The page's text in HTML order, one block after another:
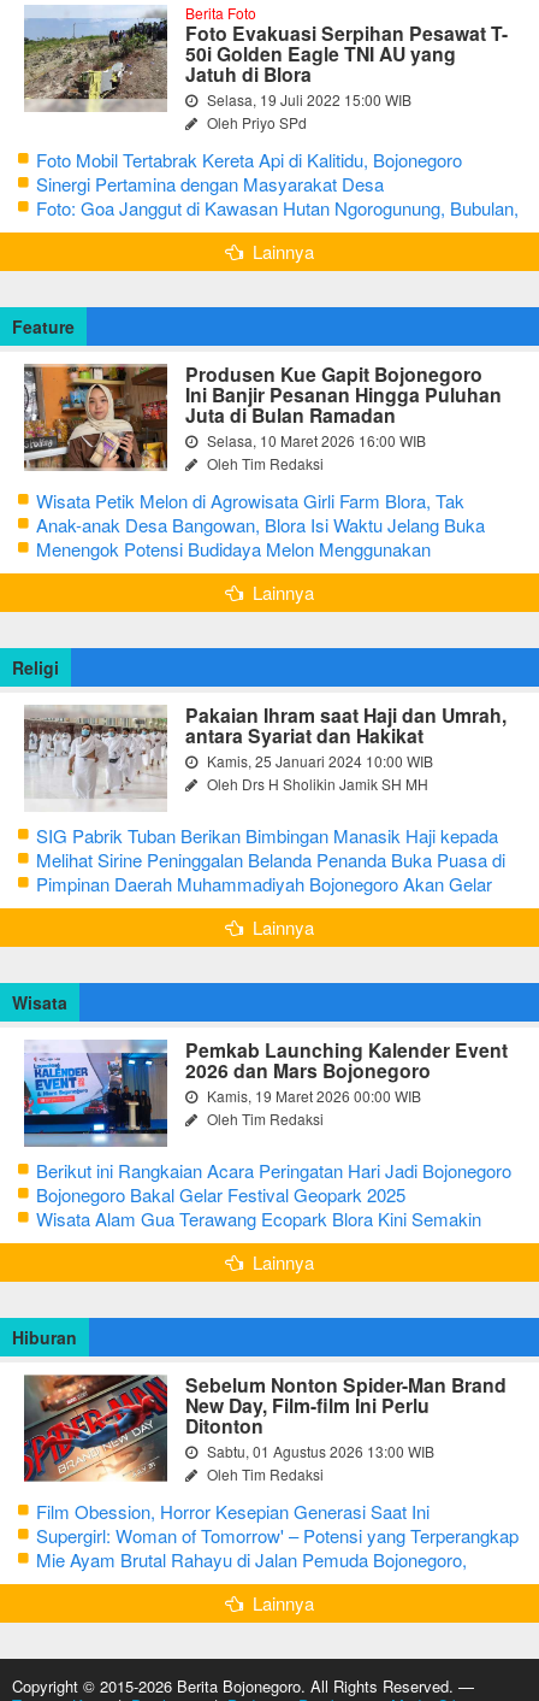
Berita Foto
Foto Evakuasi Serpihan Pesawat T-
50i Golden Eagle TNI AU yang
Jatuh di Blora
Selasa, 19 Juli 2022 15:00 WIB
Oleh Priyo SPd
Foto Mobil Tertabrak Kereta Api di Kalitidu, Bojonegoro
Sinergi Pertamina dengan Masyarakat Desa
Foto: Goa Janggut di Kawasan Hutan Ngorogunung, Bubulan,
Bojonegoro
Lainnya
Feature
Produsen Kue Gapit Bojonegoro
Ini Banjir Pesanan Hingga Puluhan
Juta di Bulan Ramadan
Selasa, 10 Maret 2026 16:00 WIB
Oleh Tim Redaksi
Wisata Petik Melon di Agrowisata Girli Farm Blora, Tak
Sampai 5 Hari Sudah Ludes Terjual
Anak-anak Desa Bangowan, Blora Isi Waktu Jelang Buka
Puasa dengan Latihan Gamelan
Menengok Potensi Budidaya Melon Menggunakan
Greenhouse di Bojonegoro
Lainnya
Religi
Pakaian Ihram saat Haji dan Umrah,
antara Syariat dan Hakikat
Kamis, 25 Januari 2024 10:00 WIB
Oleh Drs H Sholikin Jamik SH MH
SIG Pabrik Tuban Berikan Bimbingan Manasik Haji kepada
CJH Kabupaten Tuban
Melihat Sirine Peninggalan Belanda Penanda Buka Puasa di
Pendopo Bupati Blora
Pimpinan Daerah Muhammadiyah Bojonegoro Akan Gelar
Salat Iduladha 9 Juli 2022
Lainnya
Wisata
Pemkab Launching Kalender Event
2026 dan Mars Bojonegoro
Kamis, 19 Maret 2026 00:00 WIB
Oleh Tim Redaksi
Berikut ini Rangkaian Acara Peringatan Hari Jadi Bojonegoro
Ke-348 Tahun 2025
Bojonegoro Bakal Gelar Festival Geopark 2025
Wisata Alam Gua Terawang Ecopark Blora Kini Semakin
Menarik
Lainnya
Hiburan
Sebelum Nonton Spider-Man Brand
New Day, Film-film Ini Perlu
Ditonton
Sabtu, 01 Agustus 2026 13:00 WIB
Oleh Tim Redaksi
Film Obession, Horror Kesepian Generasi Saat Ini
Supergirl: Woman of Tomorrow' – Potensi yang Terperangkap
dalam Narasi Generik
Mie Ayam Brutal Rahayu di Jalan Pemuda Bojonegoro,
Kuliner dengan Banyak Pilihan Menu
Lainnya
Copyright © 2015-2026 Berita Bojonegoro. All Rights Reserved. —